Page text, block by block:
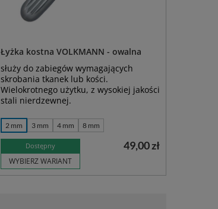
Łyżka kostna VOLKMANN - owalna
służy do zabiegów wymagających
skrobania tkanek lub kości.
Wielokrotnego użytku, z wysokiej jakości
stali nierdzewnej.
2 mm 3 mm 4 mm 8 mm
Dostępny
WYBIERZ WARIANT
49,00 zł